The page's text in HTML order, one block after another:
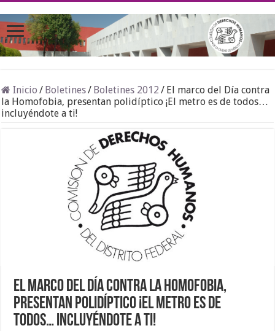
Inicio / Boletines/ Boletines 2012 / El marco del Día contra
la Homofobia, presentan polidíptico ¡El metro es de todos…
incluyéndote a ti!
El marco del Día contra la Homofobia,
presentan polidíptico ¡El metro es de
todos… incluyéndote a ti!